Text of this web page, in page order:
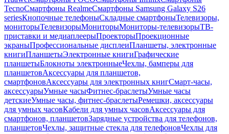
TecnoСмартфоны RealmeСмартфоны Samsung Galaxy S26
seriesКнопочные телефоныСкладные смартфоныТелевизоры,
мониторыТелевизорыМониторыМониторы-телевизорыТВ-
приставки и медиаплеерыПроекторыПроекционные
экраныПрофессиональные дисплеиПланшеты, электронные
книгиПланшетыЭлектронные книгиГрафические
планшетыБлокноты электронныеЧехлы, бамперы для
планшетовАксессуары для планшетов,
смартфоновАксессуары для электронных книгСмарт-часы,
аксессуарыУмные часыФитнес-браслетыУмные часы
детскиеУмные часы, фитнес-браслетыРемешки, аксессуары
для умных часовКабели для умных часовАксессуары для
смартфонов, планшетовЗарядные устройства для телефонов,
планшетовЧехлы, защитные стекла для телефоновЧехлы для